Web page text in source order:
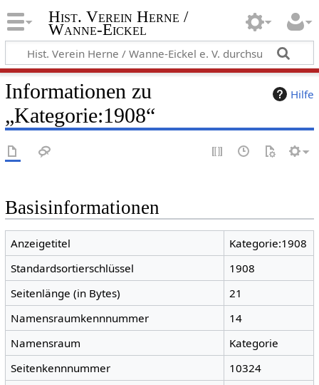
Hist. Verein Herne /
Wanne-Eickel
Hilfe
Informationen zu
„Kategorie:1908“
Basisinformationen
Anzeigetitel
Kategorie:1908
Standardsortierschlüssel
1908
Seitenlänge (in Bytes)
21
Namensraumkennnummer
14
Namensraum
Kategorie
Seitenkennnummer
10324